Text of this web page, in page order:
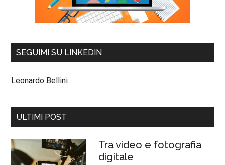
SEGUIMI SU LINKEDIN
Leonardo Bellini
ULTIMI POST
Tra video e fotografia
digitale